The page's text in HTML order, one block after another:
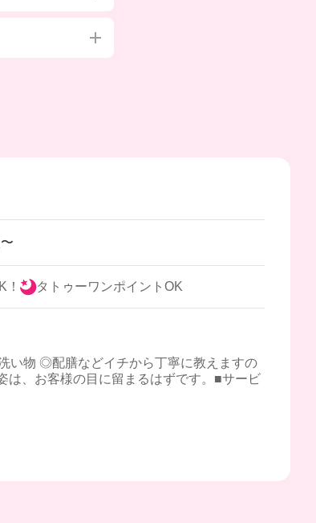
！ タトゥーワンポイントOK
い物 ◎配膳などイチから丁寧に教えますの
は、お客様の目に留まるはずです。■サービ